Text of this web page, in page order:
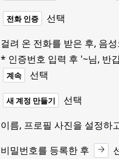
전화 인증
선택
걸려 온 전화를 받은 후, 음
* 인증번호 입력 후 '~님, 반
계속 선택
새 계정 만들기
선택
이름, 프로필 사진을 설정하
비밀번호를 등록한 후